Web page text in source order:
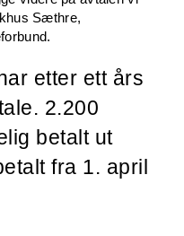
Sæthre,
etter ett års
2.200
betalt ut
fra 1. april